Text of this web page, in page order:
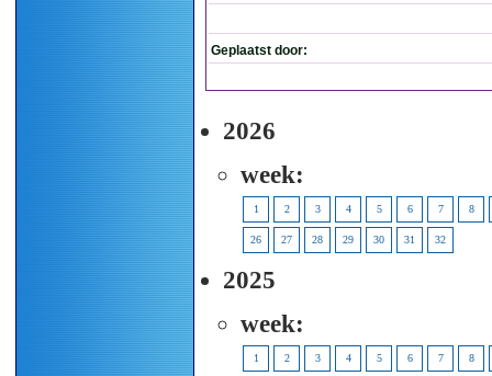
Geplaatst door:
2026
week:
1 2 3 4 5 6 7 8
26 27 28 29 30 31 32
2025
week:
1 2 3 4 5 6 7 8